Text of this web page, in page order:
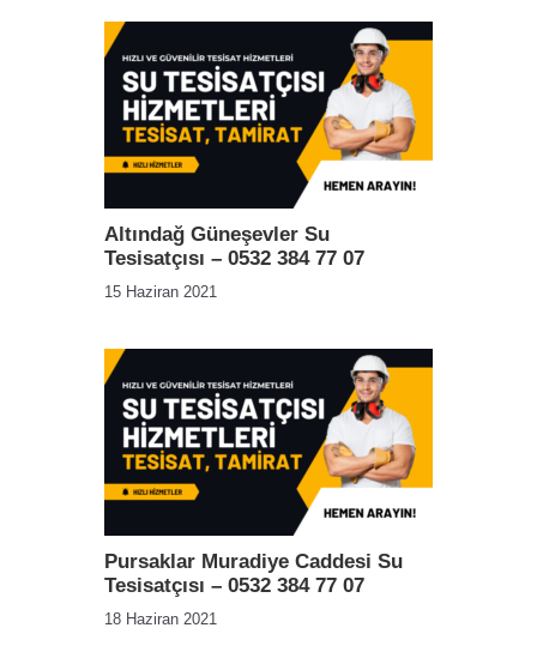
Altındağ Güneşevler Su
Tesisatçısı – 0532 384 77 07
15 Haziran 2021
Pursaklar Muradiye Caddesi Su
Tesisatçısı – 0532 384 77 07
18 Haziran 2021